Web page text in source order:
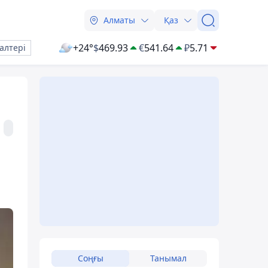
Алматы Қаз
+24°$469.93 €541.64 ₽5.71
Соңғы Танымал